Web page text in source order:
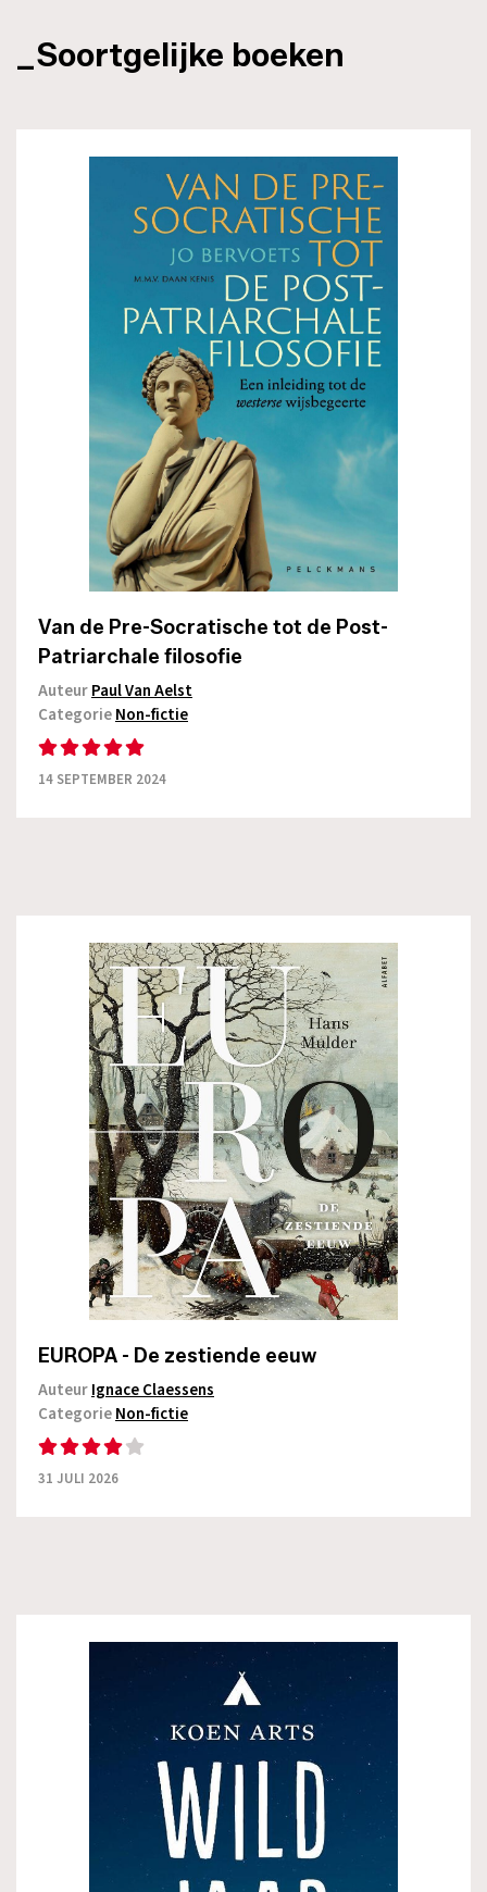
_Soortgelijke boeken
Van de Pre-Socratische tot de Post-
Patriarchale filosofie
AuteurPaul Van Aelst
CategorieNon-fictie
14 SEPTEMBER 2024
EUROPA - De zestiende eeuw
AuteurIgnace Claessens
CategorieNon-fictie
31 JULI 2026